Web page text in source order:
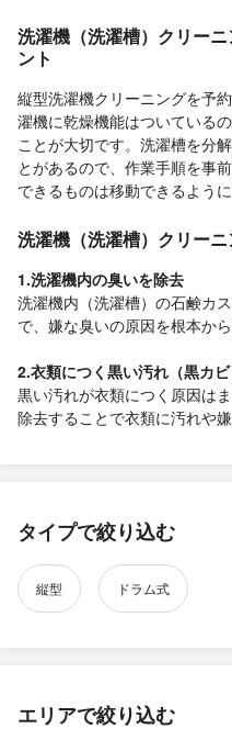
洗濯機（洗濯槽）クリー
ント
縦型洗濯機クリーニングを予
濯機に乾燥機能はついている
ことが大切です。洗濯槽を分
とがあるので、作業手順を事
できるものは移動できるよう
洗濯機（洗濯槽）クリー
1.洗濯機内の臭いを除去
洗濯機内（洗濯槽）の石鹸カ
で、嫌な臭いの原因を根本から
2.衣類につく黒い汚れ（黒カ
黒い汚れが衣類につく原因は
除去することで衣類に汚れや
タイプで絞り込む
縦型 ドラム式
エリアで絞り込む